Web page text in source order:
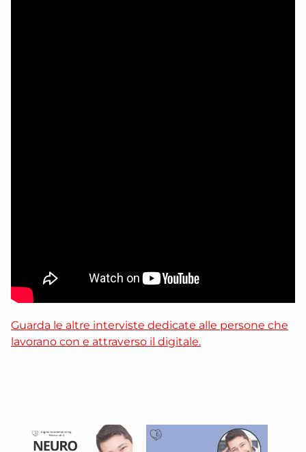
Guarda le altre interviste dedicate alle persone che
lavorano con e attraverso il digitale.